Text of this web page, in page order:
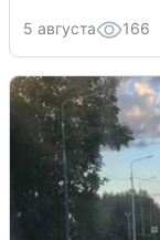
5 августа 166